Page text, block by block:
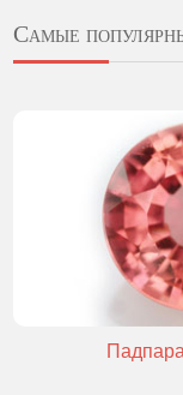
Самые